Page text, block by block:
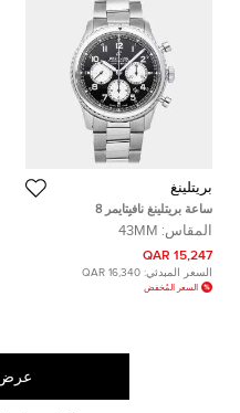
بريتلينغ
ساعة بريتلينغ نافيتايمر 8
AB0117131B1A1 أوتوماتيك ستانلس
ستيل سوداء رجالية 43 ملم
المقاس: 43MM
15,247 QAR
السعر المبدئي: 16,340 QAR
السعر المُخفض
عرض